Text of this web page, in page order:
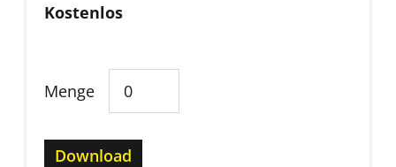
Kostenlos
Menge
Download